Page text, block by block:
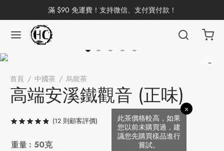
滿 $90 免運費！支持微信、支付寶付款！
首頁 / 中國茶 / 烏龍茶
高端安溪鐵觀音 (正味)
評分/ 5，已有 位顧客進行評分
(12 則顧客評價)
重量 : 50克
此茶價格較高，如果
您以前未購買過，建
議您先購買樣品進行
嘗試。
×
返回
返回
返回
分類
返回
分類
返回
因含量分類
返回
分類
返回
分類
返回
周邊
返回